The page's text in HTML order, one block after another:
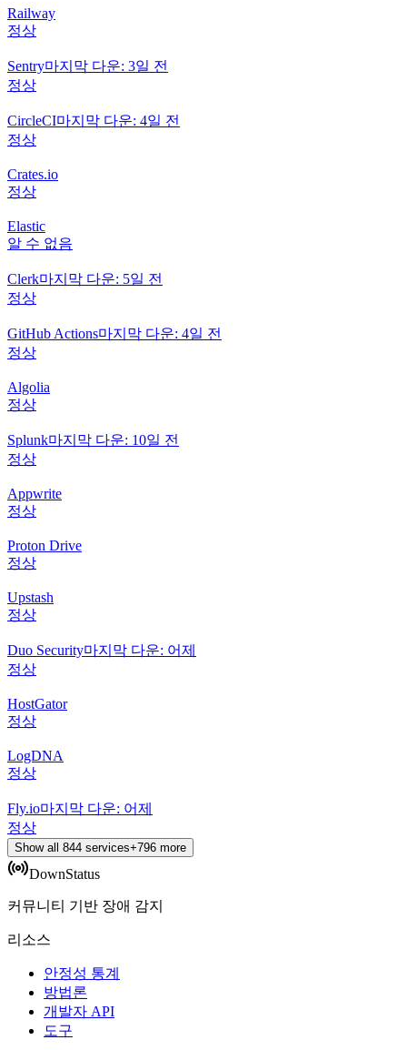
Railway
정상
Sentry마지막 다운: 3일 전
정상
CircleCI마지막 다운: 4일 전
정상
Crates.io
정상
Elastic
알 수 없음
Clerk마지막 다운: 5일 전
정상
GitHub Actions마지막 다운: 4일 전
정상
Algolia
정상
Splunk마지막 다운: 10일 전
정상
Appwrite
정상
Proton Drive
정상
Upstash
정상
Duo Security마지막 다운: 어제
정상
HostGator
정상
LogDNA
정상
Fly.io마지막 다운: 어제
정상
Show all 844 services+796 more
DownStatus
커뮤니티 기반 장애 감지
리소스
안정성 통계
방법론
개발자 API
도구